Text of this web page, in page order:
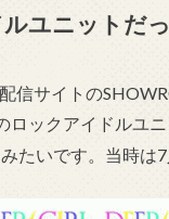
ユニットだっ
信サイトの
ックアイドルユニ
たいです。当時は7